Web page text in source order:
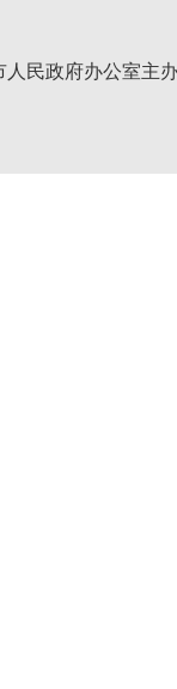
人民政府办公室主